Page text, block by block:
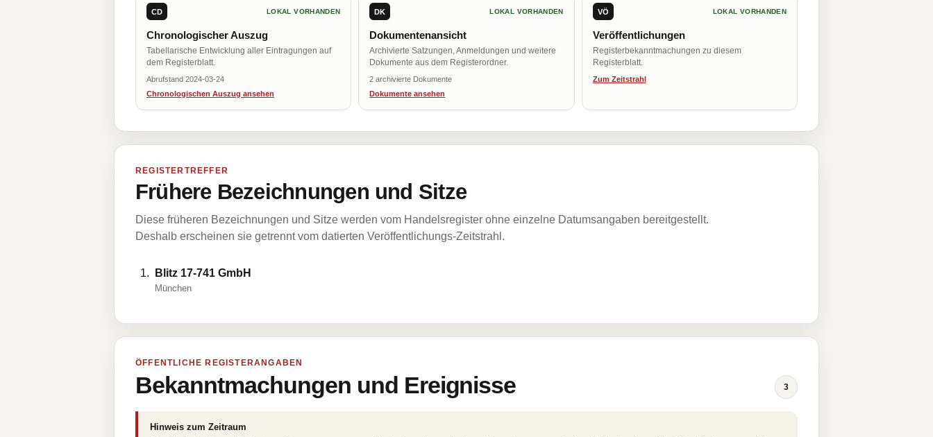
CD LOKAL VORHANDEN
Chronologischer Auszug
Tabellarische Entwicklung aller Eintragungen auf
dem Registerblatt.
Abrufstand 2024-03-24
Chronologischen Auszug ansehen
DK LOKAL VORHANDEN
Dokumentenansicht
Archivierte Satzungen, Anmeldungen und weitere
Dokumente aus dem Registerordner.
2 archivierte Dokumente
Dokumente ansehen
VÖ LOKAL VORHANDEN
Veröffentlichungen
Registerbekanntmachungen zu diesem
Registerblatt.
Zum Zeitstrahl
REGISTERTREFFER
Frühere Bezeichnungen und Sitze
Diese früheren Bezeichnungen und Sitze werden vom Handelsregister ohne einzelne Datumsangaben bereitgestellt.
Deshalb erscheinen sie getrennt vom datierten Veröffentlichungs-Zeitstrahl.
Blitz 17-741 GmbH
München
ÖFFENTLICHE REGISTERANGABEN
Bekanntmachungen und Ereignisse 3
Hinweis zum Zeitraum